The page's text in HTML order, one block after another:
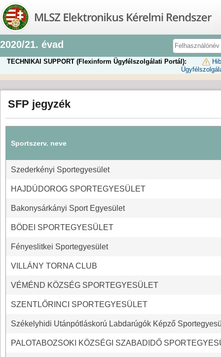
2020/21. évad
TECHNIKAI SUPPORT (Flexinform Ügyfélszolgálati Portál):
SFP jegyzék
Sportszerv. neve
Szederkényi Sportegyesület
HAJDÚDOROG SPORTEGYESÜLET
Bakonysárkányi Sport Egyesület
BÖDEI SPORTEGYESÜLET
Fényeslitkei Sportegyesület
VILLÁNY TORNA CLUB
VÉMÉND KÖZSÉG SPORTEGYESÜLET
SZENTLŐRINCI SPORTEGYESÜLET
Székelyhidi Utánpótláskorú Labdarúgók Képző
PALOTABOZSOKI KÖZSÉGI SZABADIDŐ